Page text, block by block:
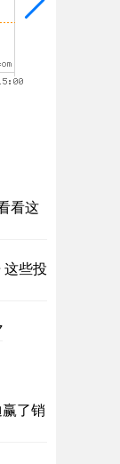
看这
些投
了销